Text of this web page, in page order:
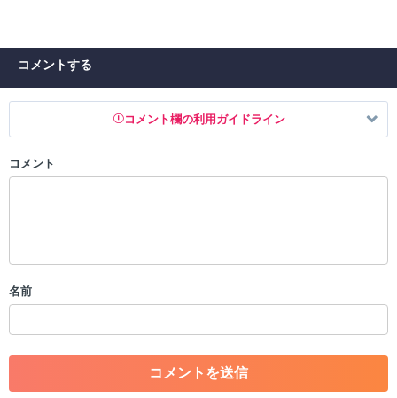
コメントする
コメント欄の利用ガイドライン
以下の書き込みを禁止とし、場合によってはコメント削除や書き込み制
・一度削除された投稿を再び投稿すること
・アカウントの売買など金銭が絡む内容の投稿
・各ゲームのネタバレを含む内容の投稿
・その他、管理者が不適切と判断した投稿
コメント
名前